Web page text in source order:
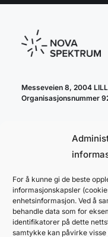
For å kunne gi de beste
informasjonskapsler
enhetsinformasjon. Ved å
behandle data som for
identifikatorer på dette
samtykke kan påvirke
Messeveien 8, 2004
Organisasjonsnummer
cookie policy
personvernerklæring